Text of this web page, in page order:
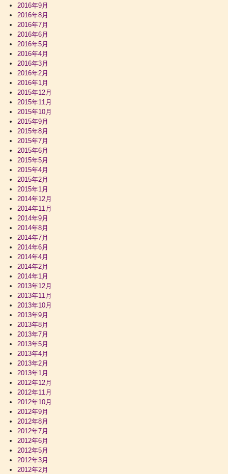
2016年9月
2016年8月
2016年7月
2016年6月
2016年5月
2016年4月
2016年3月
2016年2月
2016年1月
2015年12月
2015年11月
2015年10月
2015年9月
2015年8月
2015年7月
2015年6月
2015年5月
2015年4月
2015年2月
2015年1月
2014年12月
2014年11月
2014年9月
2014年8月
2014年7月
2014年6月
2014年4月
2014年2月
2014年1月
2013年12月
2013年11月
2013年10月
2013年9月
2013年8月
2013年7月
2013年5月
2013年4月
2013年2月
2013年1月
2012年12月
2012年11月
2012年10月
2012年9月
2012年8月
2012年7月
2012年6月
2012年5月
2012年3月
2012年2月